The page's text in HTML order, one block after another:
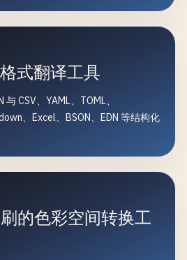
式翻译工具
CSV、YAML、TOML、
、Excel、BSON、EDN 等结构化
的色彩空间转换工